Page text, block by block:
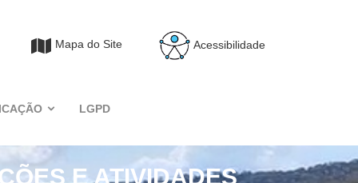
Mapa do Site Acessibilidade
LGPD
E ATIVIDADES